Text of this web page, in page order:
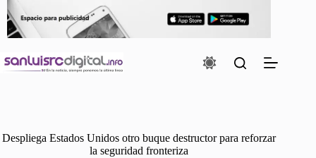
contenido
Despliega Estados Unidos otro buque destructor para reforzar
la seguridad fronteriza